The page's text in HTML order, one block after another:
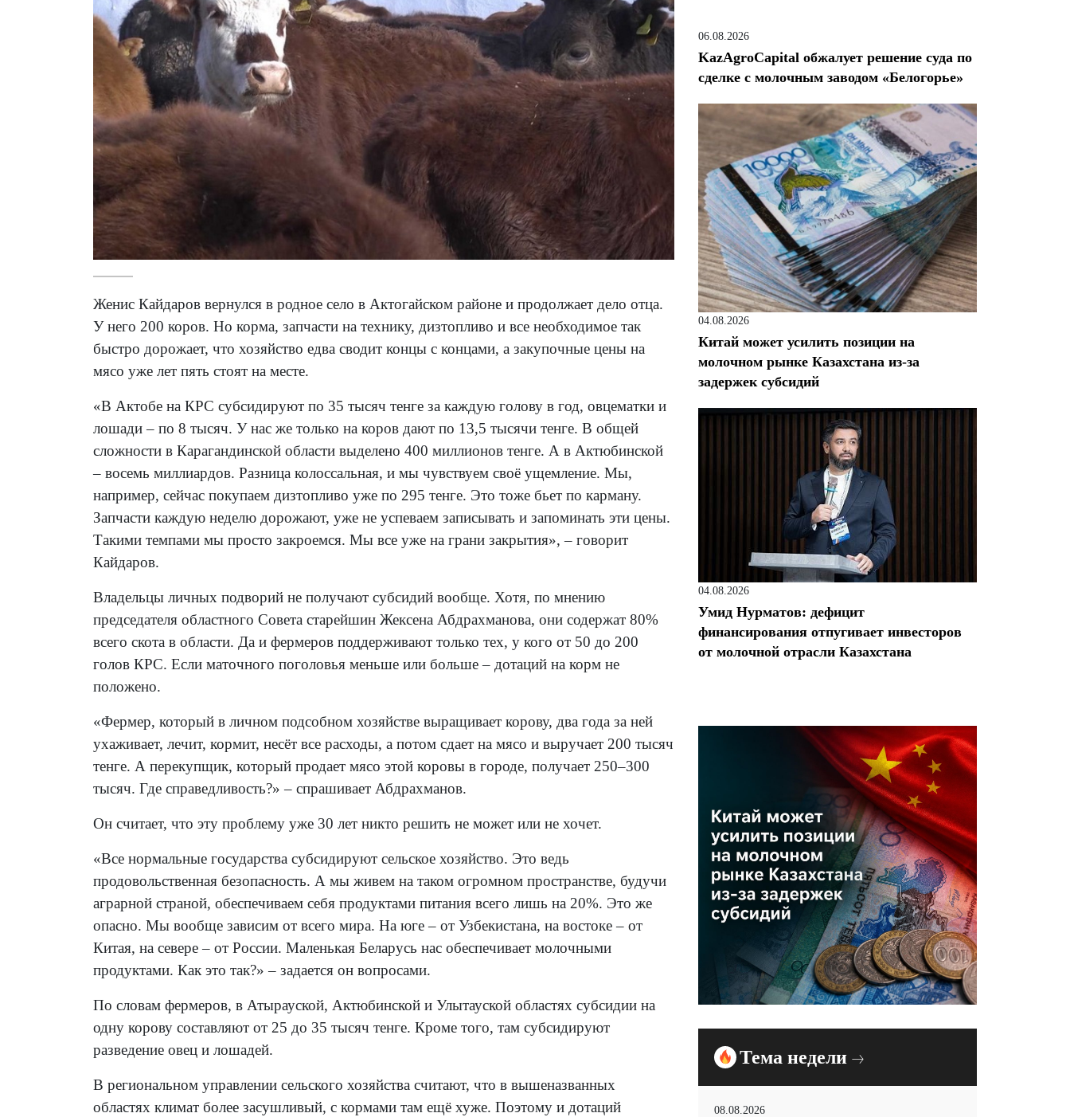
Женис Кайдаров вернулся в родное село в Актогайском районе и продолжает дело отца.
У него 200 коров. Но корма, запчасти на технику, дизтопливо и все необходимое так
быстро дорожает, что хозяйство едва сводит концы с концами, а закупочные цены на
мясо уже лет пять стоят на месте.
«В Актобе на КРС субсидируют по 35 тысяч тенге за каждую голову в год, овцематки и
лошади – по 8 тысяч. У нас же только на коров дают по 13,5 тысячи тенге. В общей
сложности в Карагандинской области выделено 400 миллионов тенге. А в Актюбинской
– восемь миллиардов. Разница колоссальная, и мы чувствуем своё ущемление. Мы,
например, сейчас покупаем дизтопливо уже по 295 тенге. Это тоже бьет по карману.
Запчасти каждую неделю дорожают, уже не успеваем записывать и запоминать эти цены.
Такими темпами мы просто закроемся. Мы все уже на грани закрытия», – говорит
Кайдаров.
Владельцы личных подворий не получают субсидий вообще. Хотя, по мнению
председателя областного Совета старейшин Жексена Абдрахманова, они содержат 80%
всего скота в области. Да и фермеров поддерживают только тех, у кого от 50 до 200
голов КРС. Если маточного поголовья меньше или больше – дотаций на корм не
положено.
«Фермер, который в личном подсобном хозяйстве выращивает корову, два года за ней
ухаживает, лечит, кормит, несёт все расходы, а потом сдает на мясо и выручает 200 тысяч
тенге. А перекупщик, который продает мясо этой коровы в городе, получает 250–300
тысяч. Где справедливость?» – спрашивает Абдрахманов.
Он считает, что эту проблему уже 30 лет никто решить не может или не хочет.
«Все нормальные государства субсидируют сельское хозяйство. Это ведь
продовольственная безопасность. А мы живем на таком огромном пространстве, будучи
аграрной страной, обеспечиваем себя продуктами питания всего лишь на 20%. Это же
опасно. Мы вообще зависим от всего мира. На юге – от Узбекистана, на востоке – от
Китая, на севере – от России. Маленькая Беларусь нас обеспечивает молочными
продуктами. Как это так?» – задается он вопросами.
По словам фермеров, в Атырауской, Актюбинской и Улытауской областях субсидии на
одну корову составляют от 25 до 35 тысяч тенге. Кроме того, там субсидируют
разведение овец и лошадей.
В региональном управлении сельского хозяйства считают, что в вышеназванных
областях климат более засушливый, с кормами там ещё хуже. Поэтому и дотаций
06.08.2026
KazAgroCapital обжалует решение суда по
сделке с молочным заводом «Белогорье»
04.08.2026
Китай может усилить позиции на
молочном рынке Казахстана из-за
задержек субсидий
04.08.2026
Умид Нурматов: дефицит
финансирования отпугивает инвесторов
от молочной отрасли Казахстана
Тема недели
08.08.2026